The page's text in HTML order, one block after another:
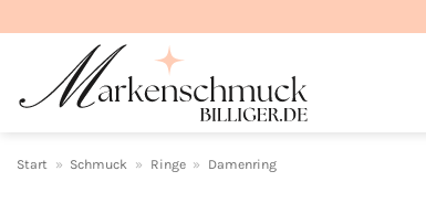
springen
Start » Schmuck » Ringe » Damenring